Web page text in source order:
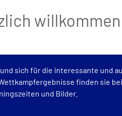
willkommen
sich für die interessante und
finden sie
und Bilder.